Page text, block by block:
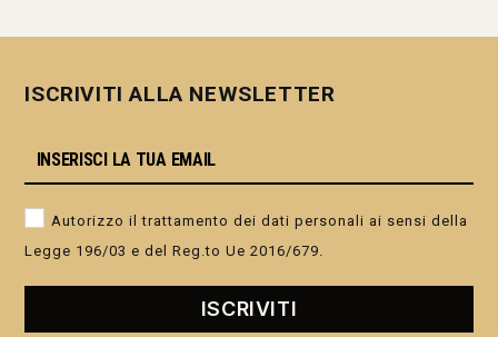
ISCRIVITI ALLA NEWSLETTER
Autorizzo il trattamento dei dati personali ai sensi della
Legge 196/03 e del Reg.to Ue 2016/679.
ISCRIVITI